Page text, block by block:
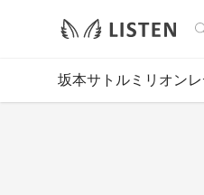
検索
坂本サトルミリオン